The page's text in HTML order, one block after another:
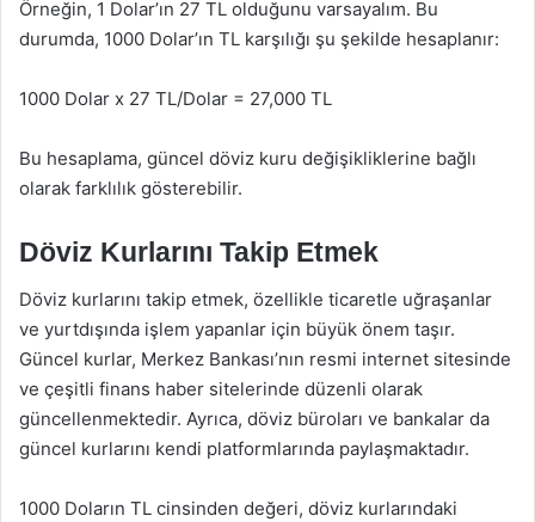
Örneğin, 1 Dolar’ın 27 TL olduğunu varsayalım. Bu
durumda, 1000 Dolar’ın TL karşılığı şu şekilde hesaplanır:
1000 Dolar x 27 TL/Dolar = 27,000 TL
Bu hesaplama, güncel döviz kuru değişikliklerine bağlı
olarak farklılık gösterebilir.
Döviz Kurlarını Takip Etmek
Döviz kurlarını takip etmek, özellikle ticaretle uğraşanlar
ve yurtdışında işlem yapanlar için büyük önem taşır.
Güncel kurlar, Merkez Bankası’nın resmi internet sitesinde
ve çeşitli finans haber sitelerinde düzenli olarak
güncellenmektedir. Ayrıca, döviz büroları ve bankalar da
güncel kurlarını kendi platformlarında paylaşmaktadır.
1000 Doların TL cinsinden değeri, döviz kurlarındaki